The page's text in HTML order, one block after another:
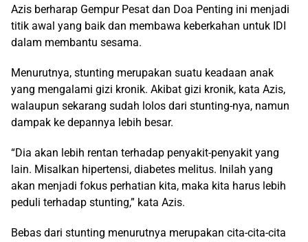
Azis berharap Gempur Pesat dan Doa Penting ini menjadi
titik awal yang baik dan membawa keberkahan untuk IDI
dalam membantu sesama.
Menurutnya, stunting merupakan suatu keadaan anak
yang mengalami gizi kronik. Akibat gizi kronik, kata Azis,
walaupun sekarang sudah lolos dari stunting-nya, namun
dampak ke depannya lebih besar.
“Dia akan lebih rentan terhadap penyakit-penyakit yang
lain. Misalkan hipertensi, diabetes melitus. Inilah yang
akan menjadi fokus perhatian kita, maka kita harus lebih
peduli terhadap stunting,” kata Azis.
Bebas dari stunting menurutnya merupakan cita-cita-cita